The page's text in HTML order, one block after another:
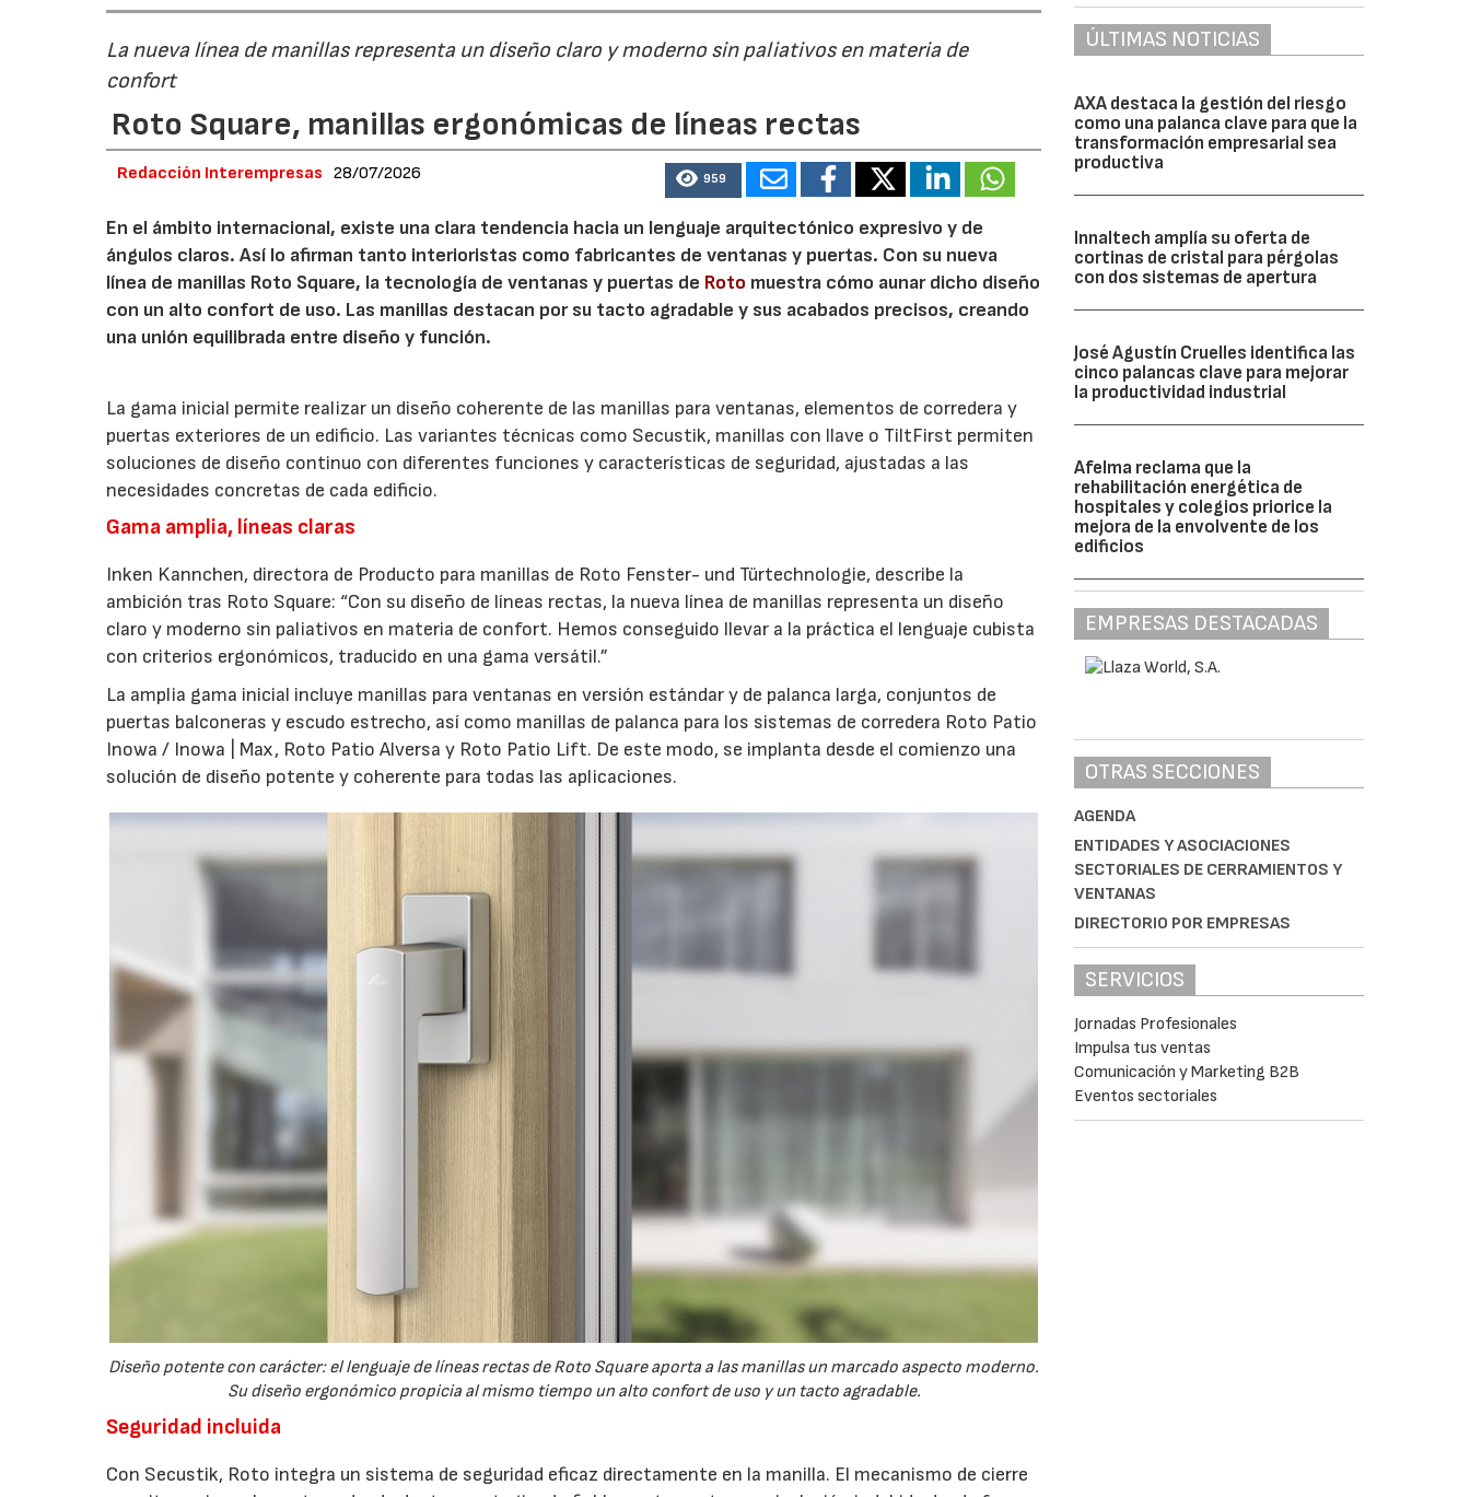
La nueva línea de manillas representa un diseño claro y moderno sin paliativos en materia de
confort
Roto Square, manillas ergonómicas de líneas rectas
Redacción Interempresas 28/07/2026 959
En el ámbito internacional, existe una clara tendencia hacia un lenguaje arquitectónico expresivo y de
ángulos claros. Así lo afirman tanto interioristas como fabricantes de ventanas y puertas. Con su nueva
línea de manillas Roto Square, la tecnología de ventanas y puertas de Roto muestra cómo aunar dicho diseño
con un alto confort de uso. Las manillas destacan por su tacto agradable y sus acabados precisos, creando
una unión equilibrada entre diseño y función.
La gama inicial permite realizar un diseño coherente de las manillas para ventanas, elementos de corredera y
puertas exteriores de un edificio. Las variantes técnicas como Secustik, manillas con llave o TiltFirst permiten
soluciones de diseño continuo con diferentes funciones y características de seguridad, ajustadas a las
necesidades concretas de cada edificio.
Gama amplia, líneas claras
Inken Kannchen, directora de Producto para manillas de Roto Fenster- und Türtechnologie, describe la
ambición tras Roto Square: “Con su diseño de líneas rectas, la nueva línea de manillas representa un diseño
claro y moderno sin paliativos en materia de confort. Hemos conseguido llevar a la práctica el lenguaje cubista
con criterios ergonómicos, traducido en una gama versátil.”
La amplia gama inicial incluye manillas para ventanas en versión estándar y de palanca larga, conjuntos de
puertas balconeras y escudo estrecho, así como manillas de palanca para los sistemas de corredera Roto Patio
Inowa / Inowa | Max, Roto Patio Alversa y Roto Patio Lift. De este modo, se implanta desde el comienzo una
solución de diseño potente y coherente para todas las aplicaciones.
Diseño potente con carácter: el lenguaje de líneas rectas de Roto Square aporta a las manillas un marcado aspecto moderno.
Su diseño ergonómico propicia al mismo tiempo un alto confort de uso y un tacto agradable.
Seguridad incluida
Con Secustik, Roto integra un sistema de seguridad eficaz directamente en la manilla. El mecanismo de cierre
ÚLTIMAS NOTICIAS
AXA destaca la gestión del riesgo
como una palanca clave para que la
transformación empresarial sea
productiva
Innaltech amplía su oferta de
cortinas de cristal para pérgolas
con dos sistemas de apertura
José Agustín Cruelles identifica las
cinco palancas clave para mejorar
la productividad industrial
Afelma reclama que la
rehabilitación energética de
hospitales y colegios priorice la
mejora de la envolvente de los
edificios
EMPRESAS DESTACADAS
OTRAS SECCIONES
AGENDA
ENTIDADES Y ASOCIACIONES
SECTORIALES DE CERRAMIENTOS Y
VENTANAS
DIRECTORIO POR EMPRESAS
SERVICIOS
Jornadas Profesionales
Impulsa tus ventas
Comunicación y Marketing B2B
Eventos sectoriales